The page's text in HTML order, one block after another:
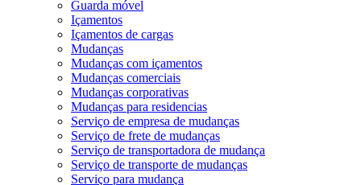
Guarda móvel
Içamentos
Içamentos de cargas
Mudanças
Mudanças com içamentos
Mudanças comerciais
Mudanças corporativas
Mudanças para residencias
Serviço de empresa de mudanças
Serviço de frete de mudanças
Serviço de transportadora de mudança
Serviço de transporte de mudanças
Serviço para mudança